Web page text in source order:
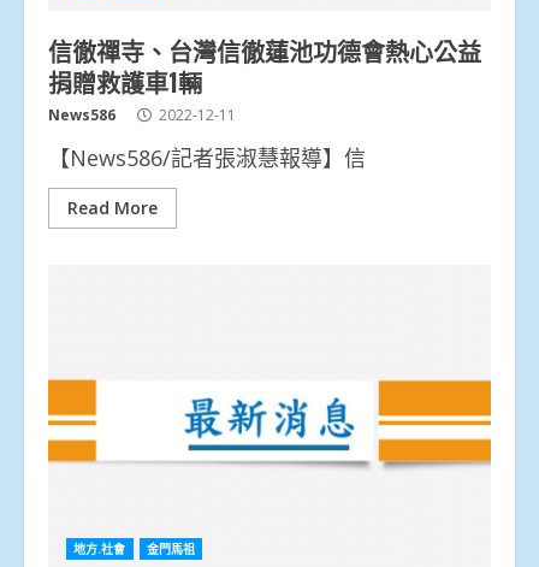
信徹禪寺、台灣信徹蓮池功德會熱心公益
捐贈救護車1輛
News586 2022-12-11
【News586/記者張淑慧報導】信
Read More
地方.社會 金門馬祖